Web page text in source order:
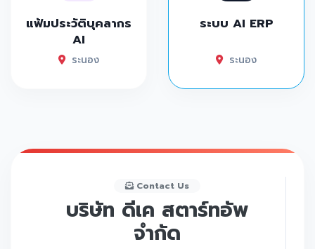
แฟ้มประวัติบุคลากร
AI
ระนอง
ระบบ AI ERP
ระนอง
Contact Us
บริษัท ดีเค สตาร์ทอัพ
จำกัด